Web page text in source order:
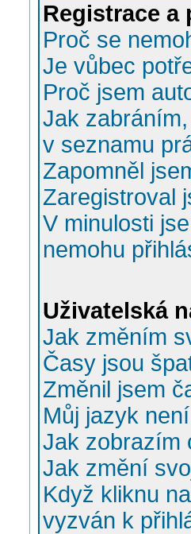
Registrace a
Proč se
Je vůbec
Proč jsem
Jak
v seznamu
Zapomněl
Zaregistroval
V minulosti
nemohu
Uživatelská
Jak změním
Časy jsou
Změnil jsem
Můj jazyk
Jak zobrazím
Jak změní
Když kliknu
vyzván k